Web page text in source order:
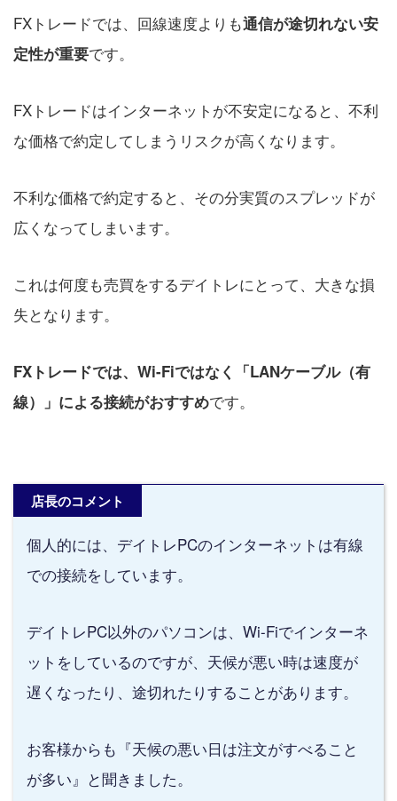
FXトレードでは、回線速度よりも通信が途切れない安
定性が重要です。
FXトレードはインターネットが不安定になると、不利
な価格で約定してしまうリスクが高くなります。
不利な価格で約定すると、その分実質のスプレッドが
広くなってしまいます。
これは何度も売買をするデイトレにとって、大きな損
失となります。
FXトレードでは、Wi-Fiではなく「LANケーブル（有
線）」による接続がおすすめです。
店長のコメント
個人的には、デイトレPCのインターネットは有線
での接続をしています。
デイトレPC以外のパソコンは、Wi-Fiでインターネ
ットをしているのですが、天候が悪い時は速度が
遅くなったり、途切れたりすることがあります。
お客様からも『天候の悪い日は注文がすべること
が多い』と聞きました。